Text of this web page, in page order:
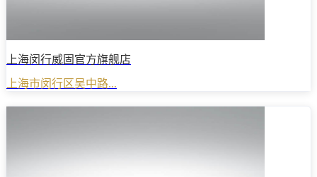
上海闵行威固官方旗舰店
上海市闵行区吴中路...